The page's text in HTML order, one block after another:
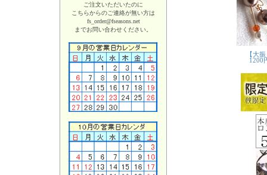
ご注文いただいたのに
こちらからのご連絡が無い方は
fs_order@fseasons.net
までお問い合わせください。